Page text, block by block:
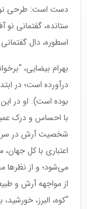
دست است: طرحی نو
ستانده، گفتمانی
اسطوره، دال
بوده است). او در
با احساس و درک
شخصیت آرش در
اعتباری با کل جهان،
می‌شود؛ و از نظرها
از مواجهه آرش و
“کوه، البرز، خورشید،